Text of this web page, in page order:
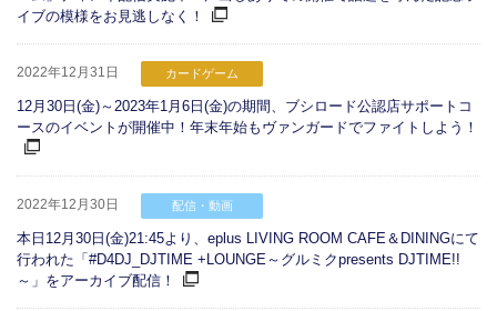
イブの模様をお見逃しなく！
2022年12月31日 カードゲーム
12月30日(金)～2023年1月6日(金)の期間、ブシロード公認店サポートコ
ースのイベントが開催中！年末年始もヴァンガードでファイトしよう！
2022年12月30日 配信・動画
本日12月30日(金)21:45より、eplus LIVING ROOM CAFE＆DININGにて
行われた「#D4DJ_DJTIME +LOUNGE～グルミクpresents DJTIME!!
～」をアーカイブ配信！